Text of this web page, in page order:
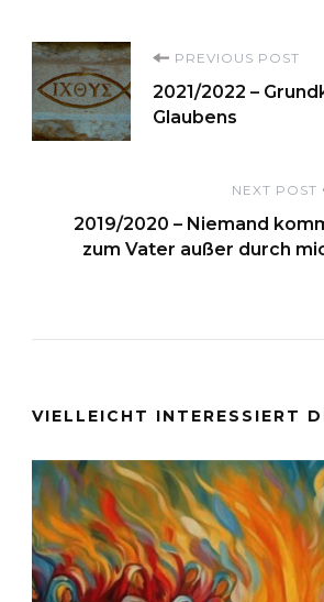
Post
Navigation
PREVIOUS POST
2021/2022 –
Glaubens
NEXT POST
2019/2020 – Niemand
zum Vater außer durch
VIELLEICHT INTERESSIERT